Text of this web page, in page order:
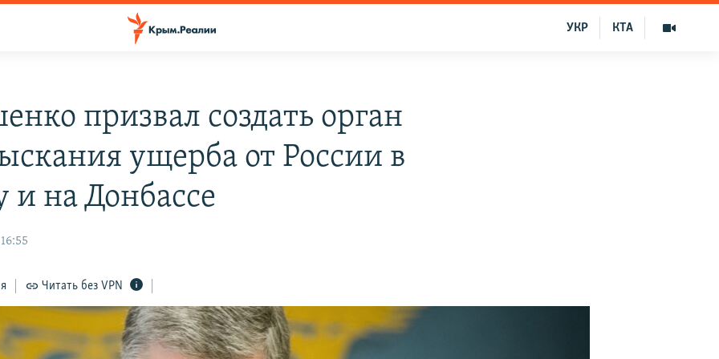
КТА
УКР
призвал создать орган
ущерба от России в
на Донбассе
Читать без VPN